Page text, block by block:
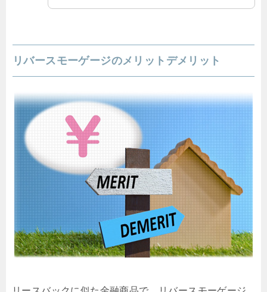
リバースモーゲージのメリットデメリット